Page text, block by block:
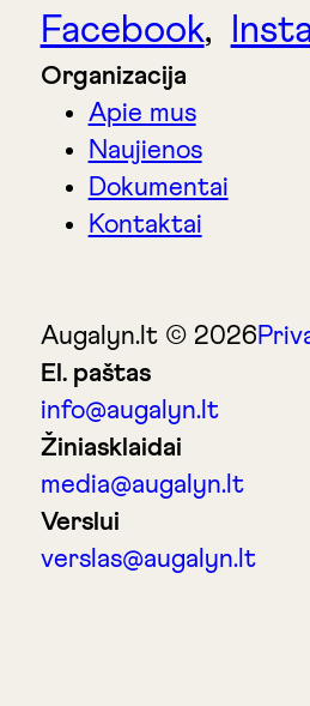
Facebook,
Organizacija
Apie mus
Naujienos
Dokumentai
Kontaktai
Augalyn.lt © 2026
El. paštas
info@augalyn.lt
Žiniasklaidai
media@augalyn.lt
Verslui
verslas@augalyn.lt